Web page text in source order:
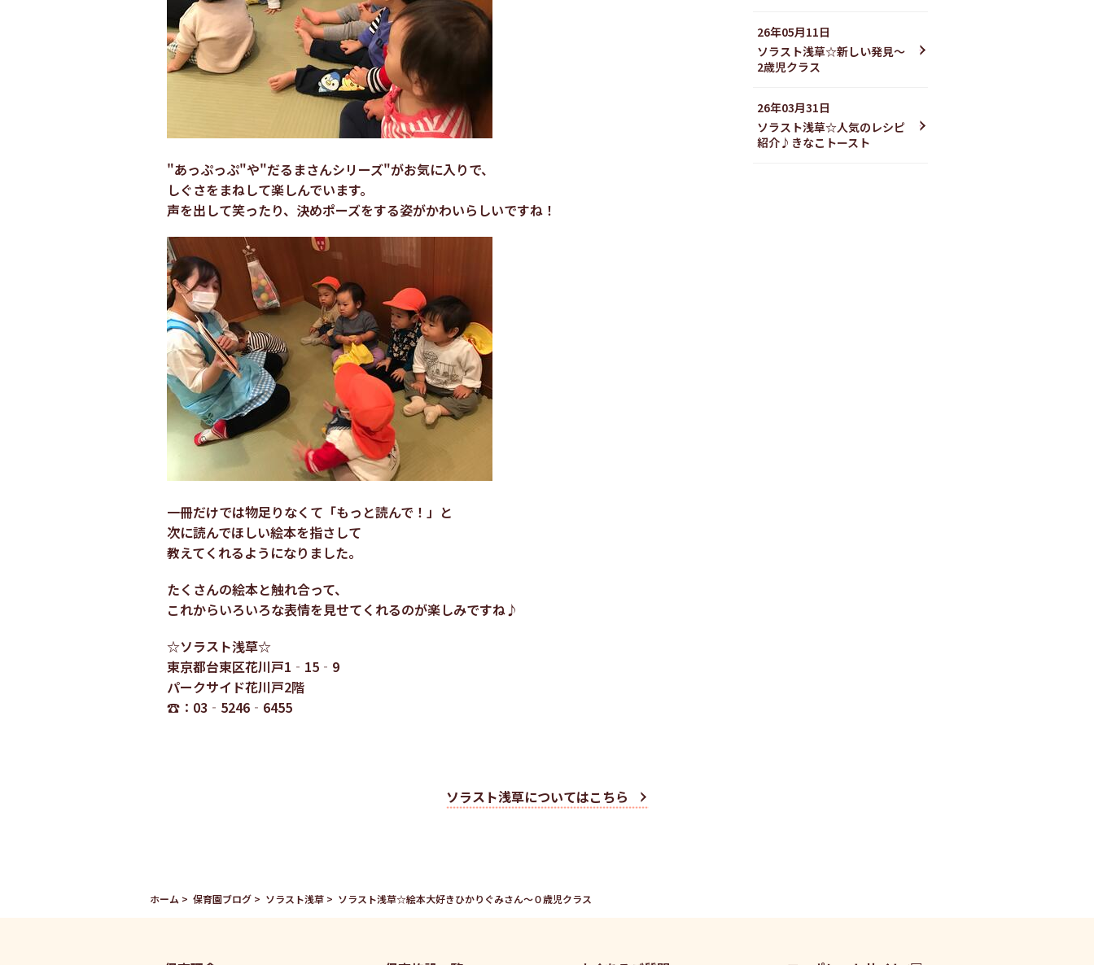
"あっぷっぷ"や"だるまさんシリーズ"がお気に入りで、
しぐさをまねして楽しんでいます。
声を出して笑ったり、決めポーズをする姿がかわいらしいですね！
一冊だけでは物足りなくて「もっと読んで！」と
次に読んでほしい絵本を指さして
教えてくれるようになりました。
たくさんの絵本と触れ合って、
これからいろいろな表情を見せてくれるのが楽しみですね♪
☆ソラスト浅草☆
東京都台東区花川戸1‐15‐9
パークサイド花川戸2階
☎：03‐5246‐6455
26年05月11日
ソラスト浅草☆新しい発見〜
2歳児クラス
26年03月31日
ソラスト浅草☆人気のレシピ
紹介♪きなこトースト
ソラスト浅草についてはこちら
ホーム 保育園ブログ ソラスト浅草 ソラスト浅草☆絵本大好きひかりぐみさん～０歳児クラス